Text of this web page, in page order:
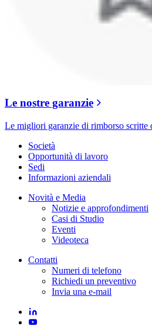
Le nostre garanzie
Le migliori garanzie di rimborso scritte
Società
Opportunità di lavoro
Sedi
Informazioni aziendali
Novità e Media
Notizie e approfondimenti
Casi di Studio
Eventi
Videoteca
Contatti
Numeri di telefono
Richiedi un preventivo
Invia una e-mail